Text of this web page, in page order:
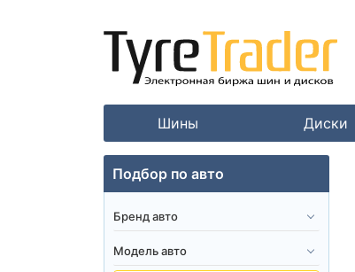
Шины Диски
Подбор по авто